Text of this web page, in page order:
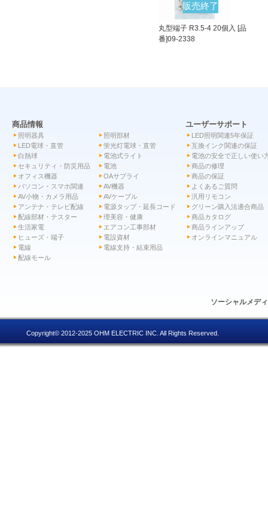
販売終了
丸型端子 R3.5-4 20個入 [品
番]09-2338
商品情報
照明器具
照明部材
LED電球・直管
蛍光灯電球・直管
白熱球
電池式ライト
セキュリティ・防災用品
電池
オフィス機器
OAサプライ
パソコン・スマホ関連
AV機器
AV小物・カメラ用品
AVケーブル
アンテナ・テレビ配線
電源タップ・延長コード
配線部材・テスター
理美容・健康
生活家電
エアコン工事部材
ヒューズ・端子
電設資材
電線
電線支持・結束用品
配線モール
ユーザーサポート
LED照明関連5年保証
互換インク関連の保証
電池の安全で正しい使い
商品の修理
商品の保証
よくあるご質問
汎用リモコン
グリーン購入法適合商品
商品カタログ
商品ラインアップ
オンラインマニュアル
ソーシャルメデ
Copyright© 2012-2025 OHM ELECTRIC INC. All Rights Reserved.